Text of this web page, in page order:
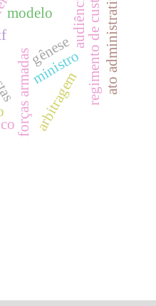
forças armadasministro
modelo
gênese
audiência
arbitragem regimento de custasato administrativo